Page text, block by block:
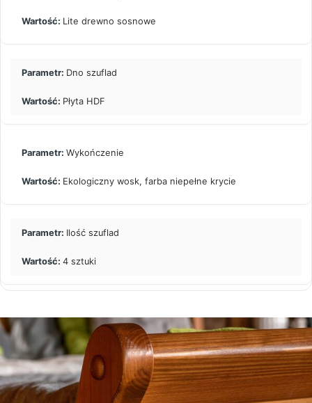
Lite drewno sosnowe
Dno szuflad
Płyta HDF
Wykończenie
Ekologiczny wosk, farba niepełne krycie
Ilość szuflad
4 sztuki